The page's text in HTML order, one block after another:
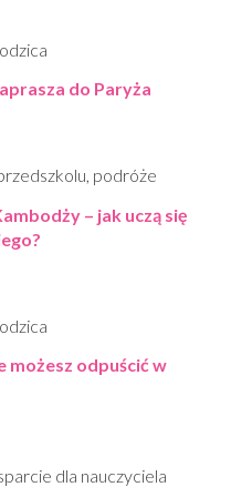
do Paryża
, podróże
– jak uczą się
możesz odpuścić w
dla nauczyciela